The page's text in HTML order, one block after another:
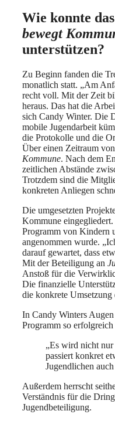
Wie konnte
bewegt
unterstützen?
Zu Beginn fanden die
monatlich statt. „Am
recht voll. Mit der Zeit
heraus. Das hat die
sich Candy Winter. Die
mobile Jugendarbeit
die Protokolle und die
Über einen Zeitraum
Kommune. Nach dem
zeitlichen Abstände
Trotzdem sind die
konkreten Anliegen
Die umgesetzten
Kommune
Programm von Kindern
angenommen wurde.
darauf gewartet, dass
Mit der Beteiligung an
Anstoß für die
Die finanzielle
die konkrete Umsetzung
In Candy Winters Augen
Programm so erfolgreich
„Es wird nicht nur
passiert konkret
Jugendlichen
Außerdem herrscht
Verständnis für die
Jugendbeteiligung.